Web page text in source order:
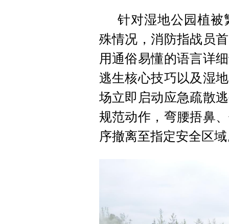
针对湿地公园植被
殊情况，消防指战员
用通俗易懂的语言详
逃生核心技巧以及湿
场立即启动应急疏散
规范动作，弯腰捂鼻
序撤离至指定安全区